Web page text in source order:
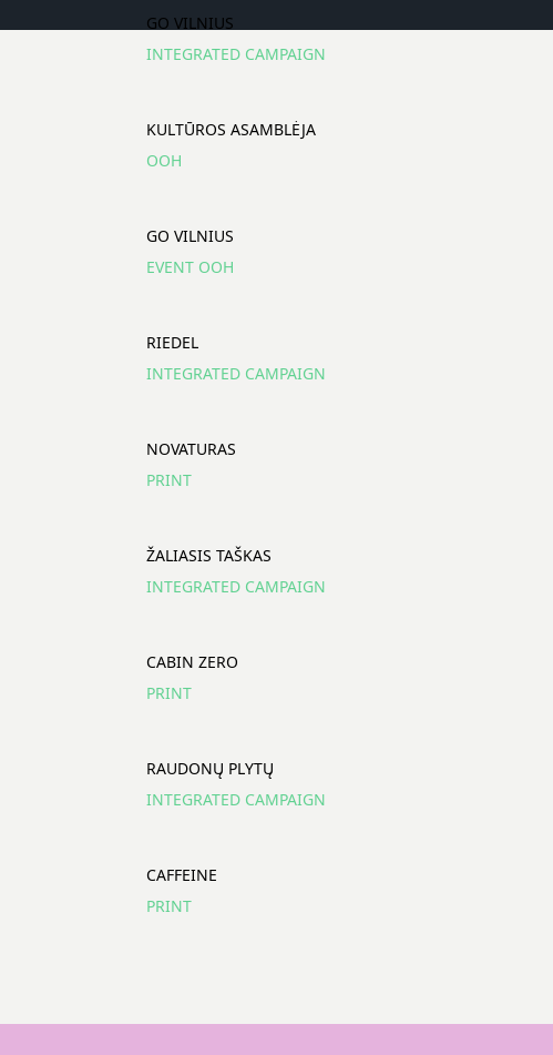
GO VILNIUS
INTEGRATED CAMPAIGN
KULTŪROS ASAMBLĖJA
OOH
GO VILNIUS
EVENT OOH
RIEDEL
INTEGRATED CAMPAIGN
NOVATURAS
PRINT
ŽALIASIS TAŠKAS
INTEGRATED CAMPAIGN
CABIN ZERO
PRINT
RAUDONŲ PLYTŲ
INTEGRATED CAMPAIGN
CAFFEINE
PRINT